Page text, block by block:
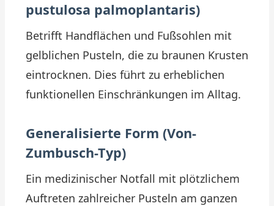
pustulosa palmoplantaris)
Betrifft Handflächen und Fußsohlen mit
gelblichen Pusteln, die zu braunen Krusten
eintrocknen. Dies führt zu erheblichen
funktionellen Einschränkungen im Alltag.
Generalisierte Form (Von-
Zumbusch-Typ)
Ein medizinischer Notfall mit plötzlichem
Auftreten zahlreicher Pusteln am ganzen